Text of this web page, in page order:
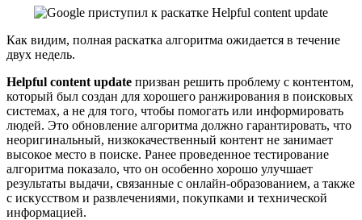
Как видим, полная раскатка алгоритма ожидается в течение
двух недель.
Helpful content update призван решить проблему с контентом,
который был создан для хорошего ранжирования в поисковых
системах, а не для того, чтобы помогать или информировать
людей. Это обновление алгоритма должно гарантировать, что
неоригинальный, низкокачественный контент не занимает
высокое место в поиске. Ранее проведенное тестирование
алгоритма показало, что он особенно хорошо улучшает
результаты выдачи, связанные с онлайн-образованием, а также
с искусством и развлечениями, покупками и технической
информацией.